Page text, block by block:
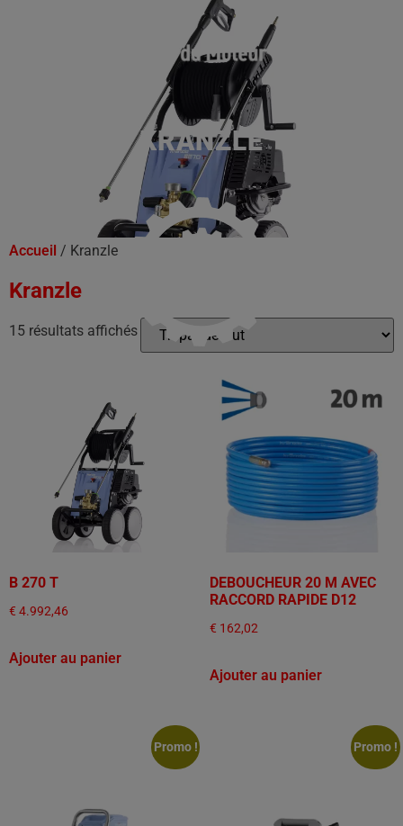
KRANZLE
Accueil / Kranzle
Kranzle
15 résultats affichés
B 270 T
€ 4.992,46
Ajouter au panier
DEBOUCHEUR 20 M AVEC
RACCORD RAPIDE D12
€ 162,02
Ajouter au panier
Promo ! Promo !